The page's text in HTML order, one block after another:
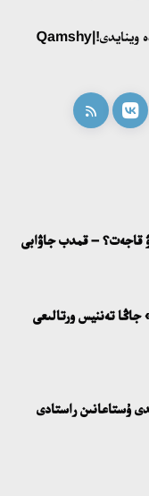
سيپاتى
وزەكتىلىگى
20 جىل: نەگىزگى جەتىستىكتەرى مەن
نازار اۋداردى
قامشى - ۇل بولساڭ قولىڭدا، قۇل بولساڭ توبەڭدە وينايدى!|Qamshy
قاجەت؟ – قمدب جاۋابى
جاڭا تەننيس ورتالىعى
ۇستاعانىن راستادى